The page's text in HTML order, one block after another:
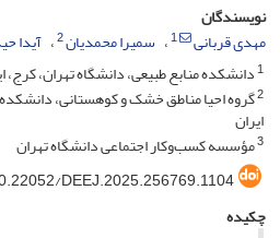
نویسندگان
مهدی قربانی
1 سمیرا محمدیان2 آیدا
1دانشکده منابع طبیعی، دانشگاه تهران، کرج،
2گروه احیا مناطق خشک و کوهستانی، دانشکده
ایران
3مؤسسه کسب‌و‌کار اجتماعی دانشگاه تهران
DEEJ.2025.256769.1104
چکیده